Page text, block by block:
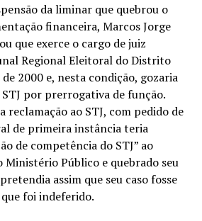
da liminar que quebrou o
financeira, Marcos Jorge
que exerce o cargo de juiz
Regional Eleitoral do Distrito
2000 e, nesta condição, gozaria
por prerrogativa de função.
reclamação ao STJ, com pedido de
de primeira instância teria
de competência do STJ” ao
Ministério Público e quebrado seu
assim que seu caso fosse
foi indeferido.